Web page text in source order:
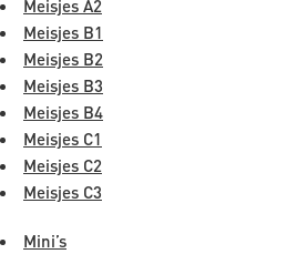
Meisjes A2
Meisjes B1
Meisjes B2
Meisjes B3
Meisjes B4
Meisjes C1
Meisjes C2
Meisjes C3
Mini’s